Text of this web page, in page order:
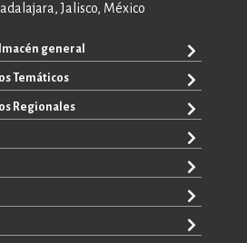
Jalisco, México
general
6869
Temáticos
Regionales